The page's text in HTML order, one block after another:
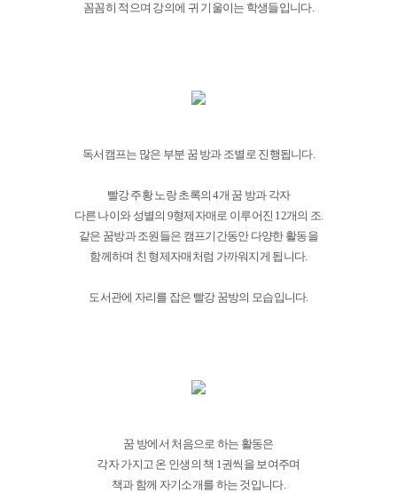
꼼꼼히 적으며 강의에 귀 기울이는 학생들입니다.
독서캠프는 많은 부분 꿈 방과 조별로 진행됩니다.
빨강 주황 노랑 초록의 4개 꿈 방과 각자
다른 나이와 성별의 9형제자매로 이루어진 12개의 조.
같은 꿈방과 조원들은 캠프기간동안 다양한 활동을
함께하며 친 형제자매처럼 가까워지게 됩니다.
도서관에 자리를 잡은 빨강 꿈방의 모습입니다.
꿈 방에서 처음으로 하는 활동은
각자 가지고 온 인생의 책 1권씩을 보여주며
책과 함께 자기소개를 하는 것입니다.